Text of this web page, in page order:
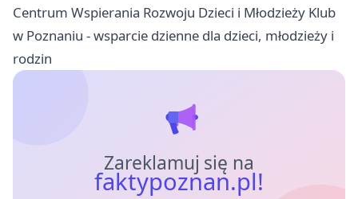
Centrum Wspierania Rozwoju Dzieci i Młodzieży Klub
w Poznaniu - wsparcie dzienne dla dzieci, młodzieży i
rodzin
Zareklamuj się na
faktypoznan.pl!